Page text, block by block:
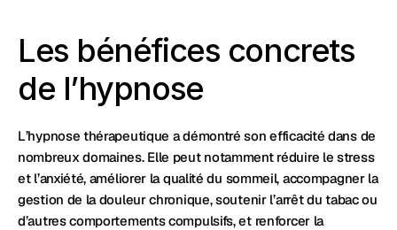
Les bénéfices concrets
de l’hypnose
L’hypnose thérapeutique a démontré son efficacité dans de
nombreux domaines. Elle peut notamment réduire le stress
et l’anxiété, améliorer la qualité du sommeil, accompagner la
gestion de la douleur chronique, soutenir l’arrêt du tabac ou
d’autres comportements compulsifs, et renforcer la